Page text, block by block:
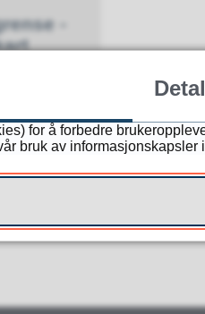
-
for å forbedre
bruk av